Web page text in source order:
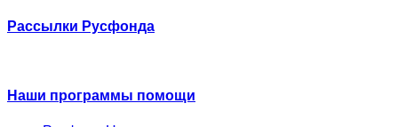
Рассылки Русфонда
Наши программы помощи